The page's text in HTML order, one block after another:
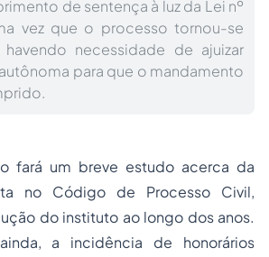
de sentença à luz da Lei nº
vez que o processo tornou-se
necessidade de ajuizar
para que o mandamento
fará um breve estudo acerca da
no Código de Processo Civil,
do instituto ao longo dos anos.
a incidência de honorários